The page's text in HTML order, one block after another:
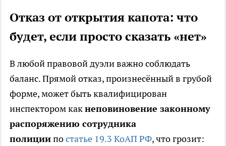
Отказ от открытия капота: что
будет, если просто сказать «нет»
В любой правовой дуэли важно соблюдать
баланс. Прямой отказ, произнесённый в грубой
форме, может быть квалифицирован
инспектором какнеповиновение законному
распоряжению сотрудника
полициипостатье 19.3 КоАП РФ, что грозит: